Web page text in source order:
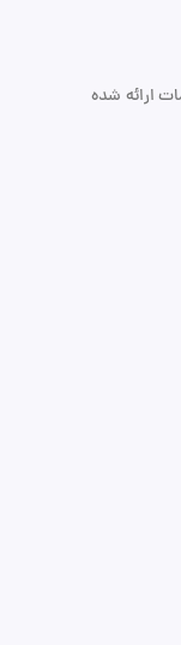
و خدمات ارائه شده